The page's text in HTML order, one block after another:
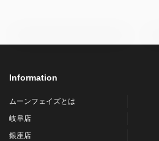
Information
ムーンフェイズとは
岐阜店
銀座店